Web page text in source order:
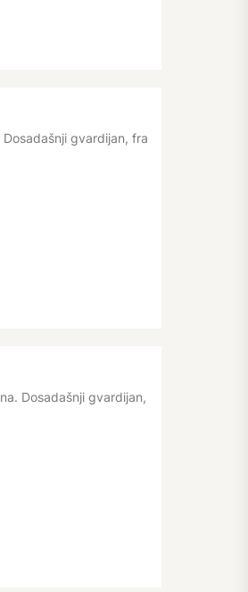
gvardijan, fra
Dosadašnji gvardijan,